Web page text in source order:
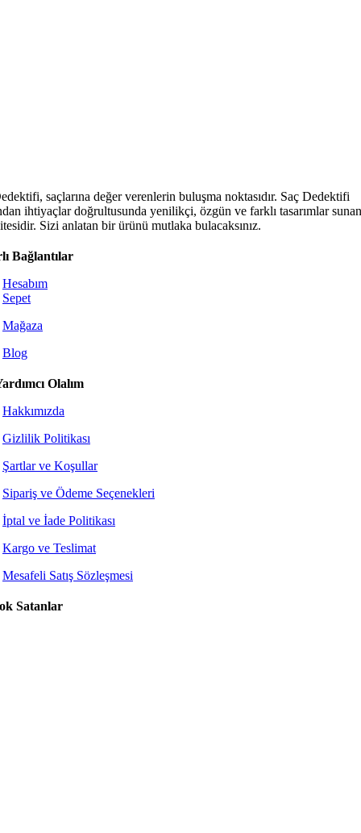
saçlarına değer verenlerin buluşma noktasıdır. Saç Dedektifi
ihtiyaçlar doğrultusunda yenilikçi, özgün ve farklı tasarımlar
Sizi anlatan bir ürünü mutlaka bulacaksınız.
Bağlantılar
Hesabım
Sepet
Mağaza
Blog
Olalım
Hakkımızda
Gizlilik Politikası
Şartlar ve Koşullar
Sipariş ve Ödeme Seçenekleri
İptal ve İade Politikası
Kargo ve Teslimat
Mesafeli Satış Sözleşmesi
Satanlar